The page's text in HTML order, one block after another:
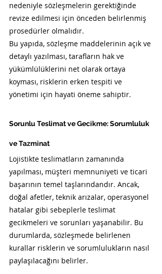
nedeniyle sözleşmelerin gerektiğinde
revize edilmesi için önceden belirlenmiş
prosedürler olmalıdır.
Bu yapıda, sözleşme maddelerinin açık ve
detaylı yazılması, tarafların hak ve
yükümlülüklerini net olarak ortaya
koyması, risklerin erken tespiti ve
yönetimi için hayati öneme sahiptir.
Sorunlu Teslimat ve Gecikme: Sorumluluk
ve Tazminat
Lojistikte teslimatların zamanında
yapılması, müşteri memnuniyeti ve ticari
başarının temel taşlarındandır. Ancak,
doğal afetler, teknik arızalar, operasyonel
hatalar gibi sebeplerle teslimat
gecikmeleri ve sorunları yaşanabilir. Bu
durumlarda, sözleşmede belirlenen
kurallar risklerin ve sorumlulukların nasıl
paylaşılacağını belirler.